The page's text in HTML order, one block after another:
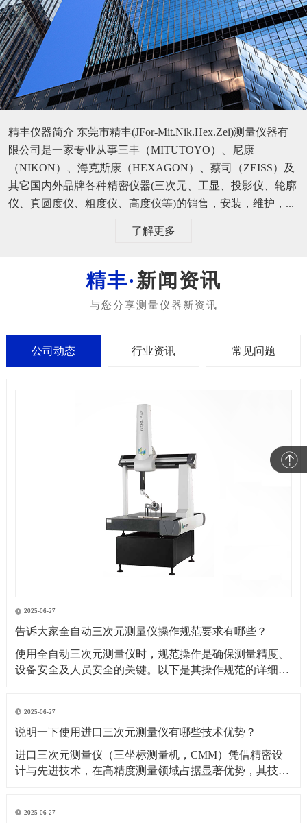
精丰仪器简介 东莞市精丰(JFor-Mit.Nik.Hex.Zei)测量仪器有
限公司是一家专业从事三丰（MITUTOYO）、尼康
（NIKON）、海克斯康（HEXAGON）、蔡司（ZEISS）及
其它国内外品牌各种精密仪器(三次元、工显、投影仪、轮廓
仪、真圆度仪、粗度仪、高度仪等)的销售，安装，维护，...
了解更多
新闻资讯
公司动态 行业资讯 常见问题
2025-06-27
告诉大家全自动三次元测量仪操作规范要求有哪些？
​使用全自动三次元测量仪时，规范操作是确保测量精度、
设备安全及人员安全的关键。以下是其操作规范的详细要
度控制在 40%~60% RH，避免温度剧烈波动或潮湿导致设
备变形、传感器失灵。防尘与防
2025-06-27
说明一下使用进口三次元测量仪有哪些技术优势？
​进口三次元测量仪（三坐标测量机，CMM）凭借精密设
计与先进技术，在高精度测量领域占据显著优势，其技术
辨率与重复性：进口设备（如德国蔡司、美国 API、日本
2025-06-27